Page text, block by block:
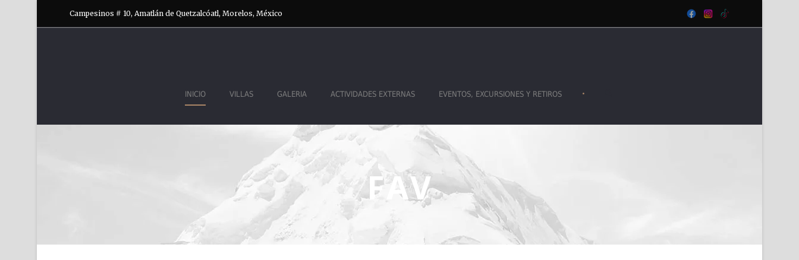
Campesinos # 10, Amatlán de Quetzalcóatl, Morelos, México
INICIO VILLAS GALERIA ACTIVIDADES EXTERNAS EVENTOS, EXCURSIONES Y RETIROS •
FAV